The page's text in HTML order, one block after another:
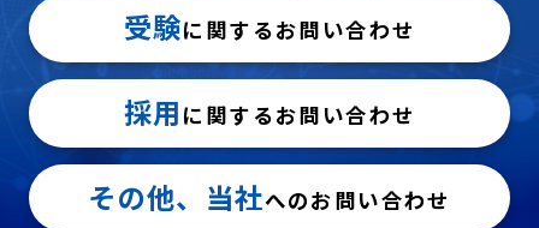
受験に関するお問い合わせ
採用 に関するお問い合わせ
その他、当社へのお問い合わせ